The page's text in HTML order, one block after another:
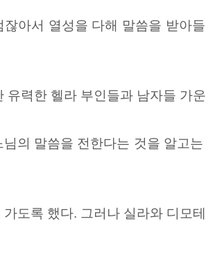
아서 열성을 다해 말씀을 받아
력한 헬라 부인들과 남자들 가
의 말씀을 전한다는 것을 알고
도록 했다. 그러나 실라와 디모